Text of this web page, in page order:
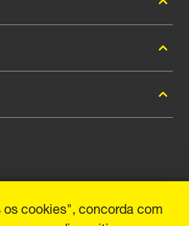
cookies", concorda com